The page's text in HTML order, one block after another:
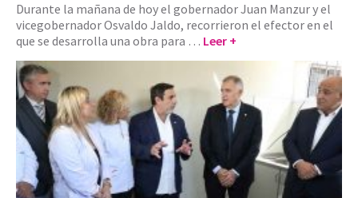
Durante la mañana de hoy el gobernador Juan Manzur y el
vicegobernador Osvaldo Jaldo, recorrieron el efector en el
que se desarrolla una obra para … Leer +